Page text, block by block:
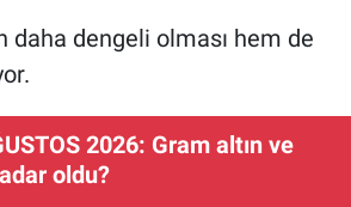
dengeli olması hem de
2026: Gram altın ve
oldu?